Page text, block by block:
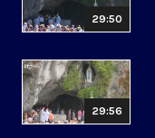
29:50
29:56